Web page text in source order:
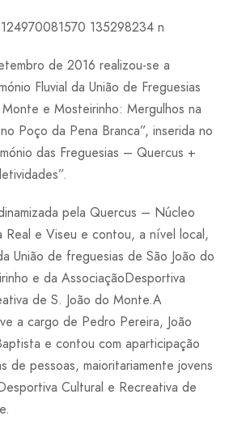
135298234 n
de 2016 realizou-se a
Fluvial da União de Freguesias
e Mosteirinho: Mergulhos na
Poço da Pena Branca”, inserida no
das Freguesias – Quercus +
pela Quercus – Núcleo
Real e Viseu e contou, a nível local,
União de freguesias de São João do
e da AssociaçãoDesportiva
de S. João do Monte.A
a cargo de Pedro Pereira, João
e contou com aparticipação
de pessoas, maioritariamente jovens
Cultural e Recreativa de